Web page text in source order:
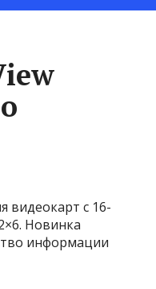
видеокарт с 16-
Новинка
информации